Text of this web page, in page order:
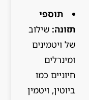
תוספי
תזונה: שילוב
של ויטמינים
ומינרלים
חיוניים כמו
ביוטין, ויטמין